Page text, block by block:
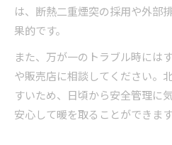
は、断熱二重煙突の採用や外部
果的です。
また、万が一のトラブル時には
や販売店に相談してください。
すいため、日頃から安全管理に
安心して暖を取ることができます